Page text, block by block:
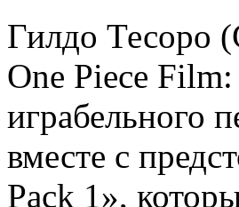
Гилдо Тесоро
One Piece Film:
играбельного
вместе с
Pack 1»,